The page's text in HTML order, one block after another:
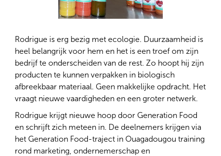
Rodrigue is erg bezig met ecologie. Duurzaamheid is
heel belangrijk voor hem en het is een troef om zijn
bedrijf te onderscheiden van de rest. Zo hoopt hij zijn
producten te kunnen verpakken in biologisch
afbreekbaar materiaal. Geen makkelijke opdracht. Het
vraagt nieuwe vaardigheden en een groter netwerk.
Rodrigue krijgt nieuwe hoop door Generation Food
en schrijft zich meteen in. De deelnemers krijgen via
het Generation Food-traject in Ouagadougou training
rond marketing, ondernemerschap en